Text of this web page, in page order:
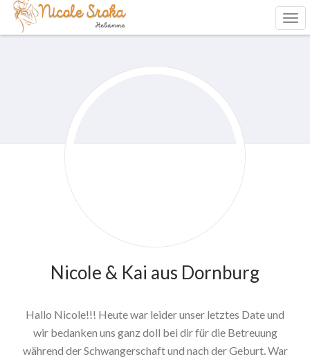
Nicole & Kai aus Dornburg
Hallo Nicole!!! Heute war leider unser letztes Date und
wir bedanken uns ganz doll bei dir für die Betreuung
während der Schwangerschaft und nach der Geburt. War